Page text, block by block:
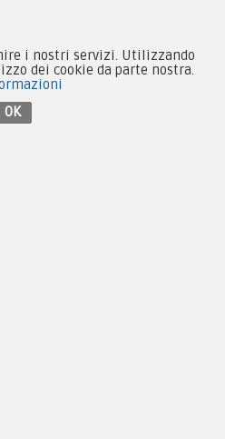
i nostri servizi. Utilizzando
dei cookie da parte nostra.
OK